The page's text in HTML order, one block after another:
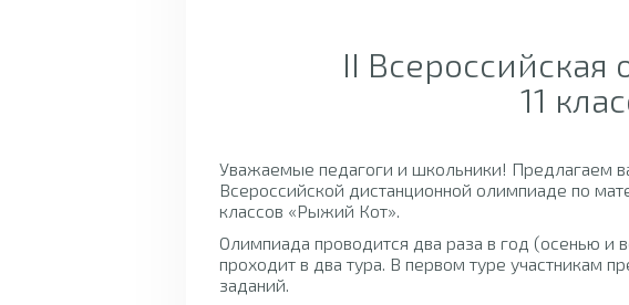
II
11
Уважаемые педагоги и школьники! Предлагаем
Всероссийской дистанционной олимпиаде по
классов «Рыжий Кот».
Олимпиада проводится два раза в год (осенью и
проходит в два тура. В первом туре участникам
заданий.